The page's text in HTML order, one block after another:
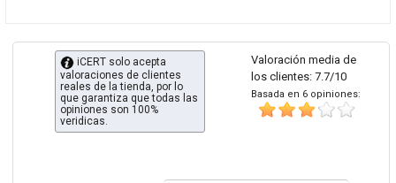
Valoración media de
los clientes: 7.7/10
Basada en 6 opiniones:
iCERT solo acepta
valoraciones de clientes
reales de la tienda, por lo
que garantiza que todas las
opiniones son 100%
veridicas.